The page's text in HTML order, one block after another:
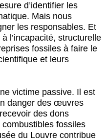
d’identifier les
Mais nous
les responsables. Et
l’incapacité, structurelle
fossiles à faire le
et leurs
victime passive. Il est
danger des œuvres
des dons
combustibles fossiles
du Louvre contribue